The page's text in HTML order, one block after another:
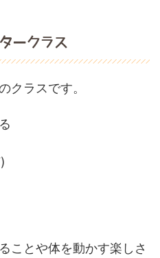
ークラス
クラスです。
ことや体を動かす楽しさ